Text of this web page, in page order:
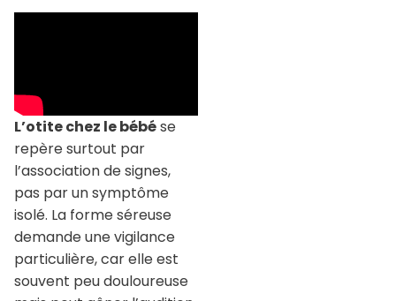
L’otite chez le bébése
repère surtout par
l’association de signes,
pas par un symptôme
isolé. La forme séreuse
demande une vigilance
particulière, car elle est
souvent peu douloureuse